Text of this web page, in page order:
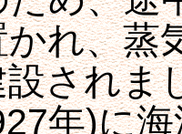
れ、蒸
されま
年)に海